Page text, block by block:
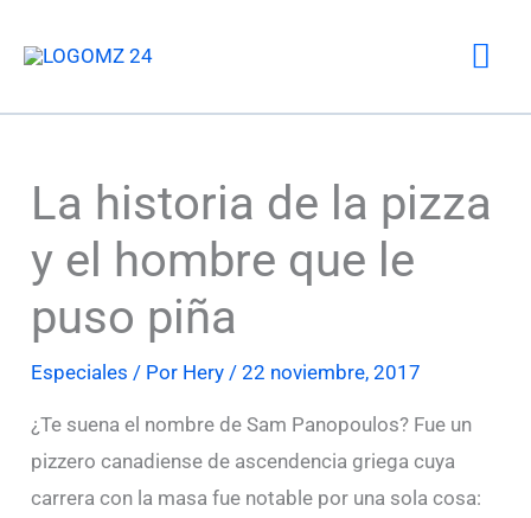
La historia de la pizza
y el hombre que le
puso piña
Especiales / Por Hery /22 noviembre, 2017
¿Te suena el nombre de Sam Panopoulos? Fue un
pizzero canadiense de ascendencia griega cuya
carrera con la masa fue notable por una sola cosa: